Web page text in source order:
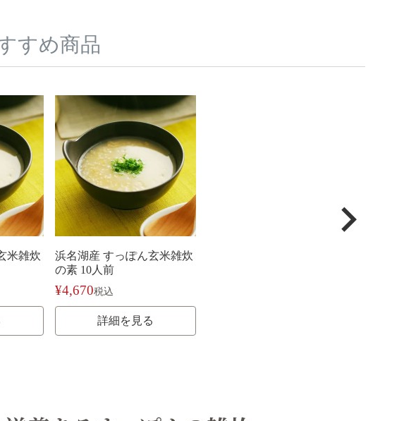
すめ商品
米雑炊
浜名湖産 すっぽん玄米雑炊
の素 10人前
¥4,670税込
詳細を見る